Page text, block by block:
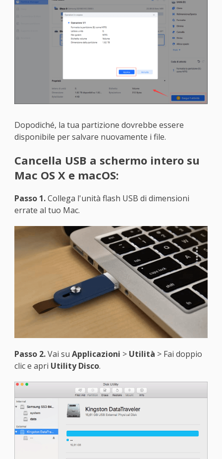
Dopodiché, la tua partizione dovrebbe essere
disponibile per salvare nuovamente i file.
Cancella USB a schermo intero su
Mac OS X e macOS:
Passo 1.Collega l'unità flash USB di dimensioni
errate al tuo Mac.
Passo 2.Vai su Applicazioni > Utilità > Fai doppio
clic e apri Utility Disco.